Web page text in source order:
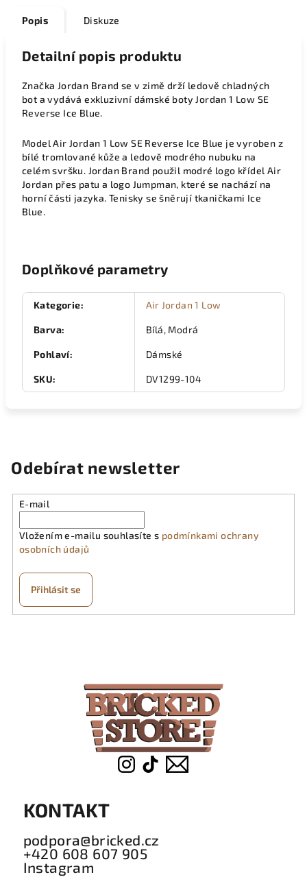
Popis Diskuze
Detailní popis produktu
Značka Jordan Brand se v zimě drží ledově chladných
bot a vydává exkluzivní dámské boty Jordan 1 Low SE
Reverse Ice Blue.
Model Air Jordan 1 Low SE Reverse Ice Blue je vyroben z
bílé tromlované kůže a ledově modrého nubuku na
celém svršku. Jordan Brand použil modré logo křídel Air
Jordan přes patu a logo Jumpman, které se nachází na
horní části jazyka. Tenisky se šněrují tkaničkami Ice
Blue.
Doplňkové parametry
Kategorie: Air Jordan 1 Low
Barva: Bílá, Modrá
Pohlaví: Dámské
SKU: DV1299-104
Odebírat newsletter
E-mail
Vložením e-mailu souhlasíte s podmínkami ochrany
osobních údajů
Přihlásit se
KONTAKT
podpora@bricked.cz
+420 608 607 905
Instagram